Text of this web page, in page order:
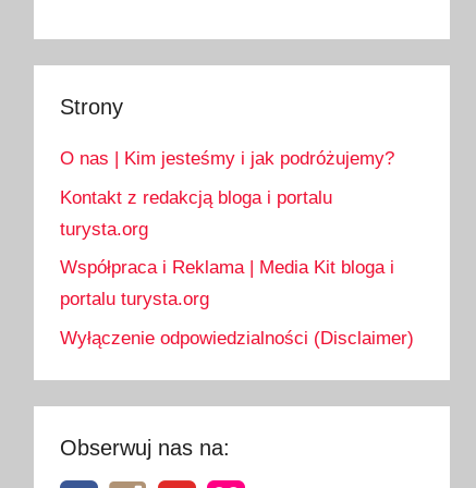
Strony
O nas | Kim jesteśmy i jak podróżujemy?
Kontakt z redakcją bloga i portalu
turysta.org
Współpraca i Reklama | Media Kit bloga i
portalu turysta.org
Wyłączenie odpowiedzialności (Disclaimer)
Obserwuj nas na: